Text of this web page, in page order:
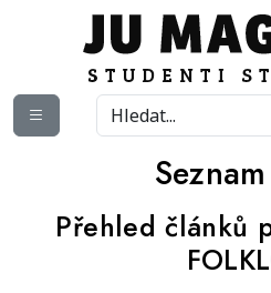
Přehled článků